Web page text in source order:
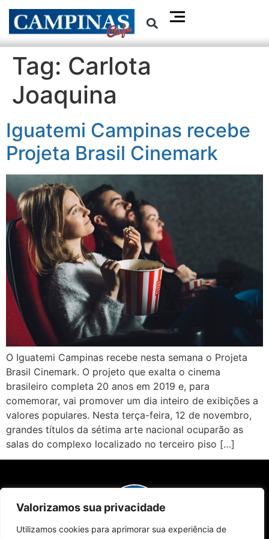
Valorizamos sua privacidade
Utilizamos cookies para aprimorar sua experiência de
Tag: Carlota
Joaquina
Iguatemi Campinas recebe
Projeta Brasil Cinemark
O Iguatemi Campinas recebe nesta semana o Projeta
Brasil Cinemark. O projeto que exalta o cinema
brasileiro completa 20 anos em 2019 e, para
comemorar, vai promover um dia inteiro de exibições a
valores populares. Nesta terça-feira, 12 de novembro,
grandes títulos da sétima arte nacional ocuparão as
salas do complexo localizado no terceiro piso […]